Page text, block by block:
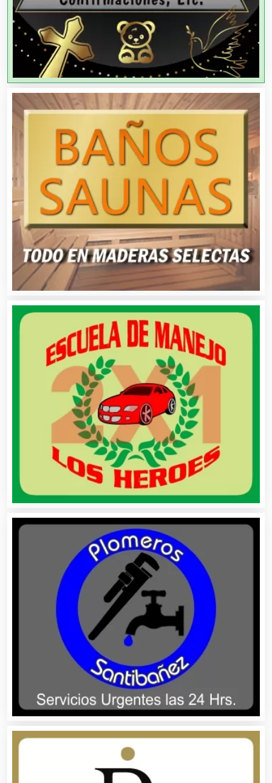
Agencias de Viajes
Agricultores
Agricultura y Ganadería
Agua Purificada
Aire Acondicionado
Alarmas
Albercas
Alimentos
Almacenaje
Alquiler de Autos
Alquiler de Equipos para Fiestas
Alquiler de Sillas y Mesas
Alquiler de Trajes de Etiqueta
Alta Costura
Aluminio
Ambulancias
Análisis Clínicos